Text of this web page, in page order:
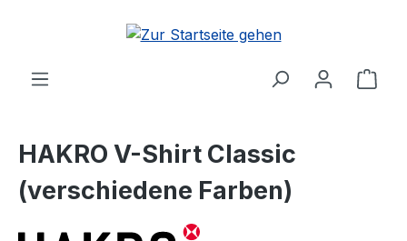
Zum Hauptinhalt springen
HAKRO V-Shirt Classic
(verschiedene Farben)